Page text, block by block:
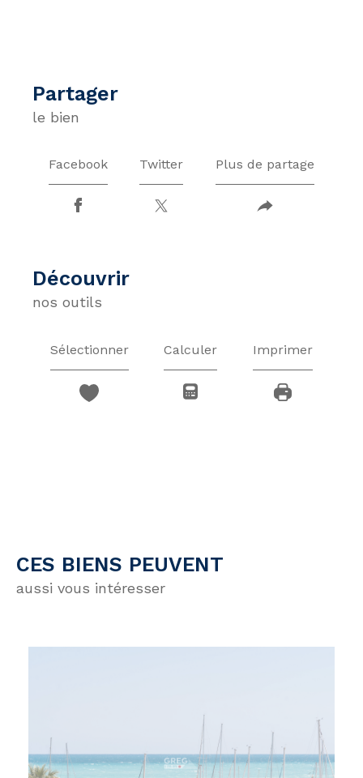
partager
le bien
Facebook Twitter Plus de partage
découvrir
nos outils
Sélectionner Calculer Imprimer
CES BIENS PEUVENT
aussi vous intéresser